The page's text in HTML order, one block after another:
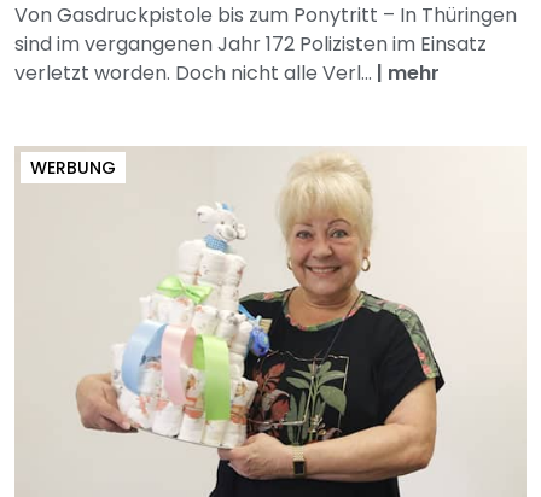
Von Gasdruckpistole bis zum Ponytritt – In Thüringen
sind im vergangenen Jahr 172 Polizisten im Einsatz
verletzt worden. Doch nicht alle Verl... | mehr
WERBUNG